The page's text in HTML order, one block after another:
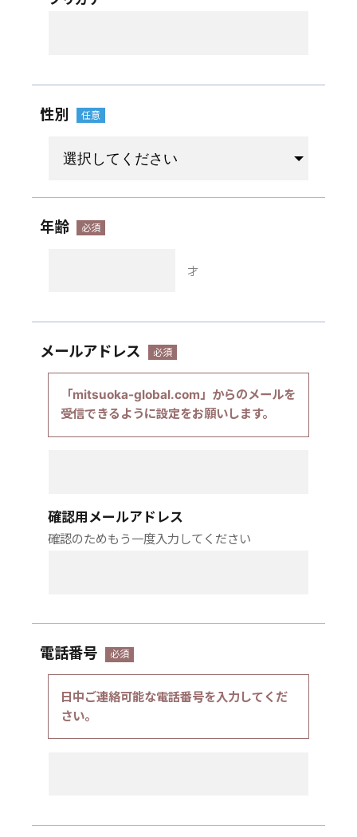
性別
年齢
才
メールアドレス
「mitsuoka-global.com」からのメールを
受信できるように設定をお願いします。
確認用メールアドレス
確認のためもう一度入力してください
電話番号
日中ご連絡可能な電話番号を入力してくだ
さい。